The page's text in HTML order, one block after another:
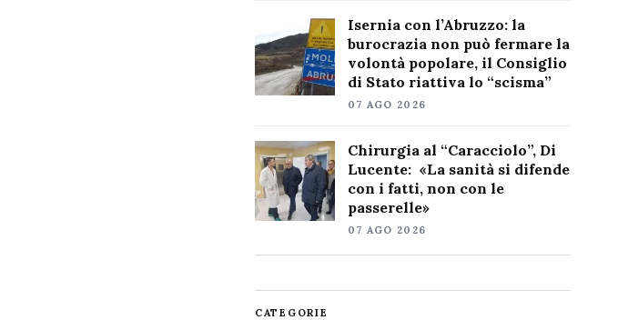
Isernia con l’Abruzzo: la
burocrazia non può fermare la
volontà popolare, il Consiglio
di Stato riattiva lo “scisma”
07 AGO 2026
Chirurgia al “Caracciolo”, Di
Lucente: «La sanità si difende
con i fatti, non con le
passerelle»
07 AGO 2026
CATEGORIE